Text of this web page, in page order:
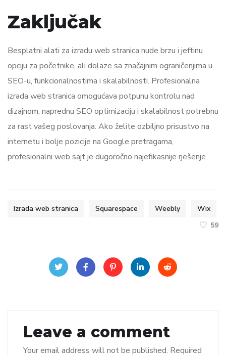
Zaključak
Besplatni alati za izradu web stranica nude brzu i jeftinu
opciju za početnike, ali dolaze sa značajnim ograničenjima u
SEO-u, funkcionalnostima i skalabilnosti. Profesionalna
izrada web stranica omogućava potpunu kontrolu nad
dizajnom, naprednu SEO optimizaciju i skalabilnost potrebnu
za rast vašeg poslovanja. Ako želite ozbiljno prisustvo na
internetu i bolje pozicije na Google pretragama,
profesionalni web sajt je dugoročno najefikasnije rješenje.
Izrada web stranica Squarespace Weebly
Wix
59
Leave a comment
Your email address will not be published. Required